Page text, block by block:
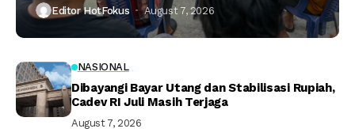
Editor HotFokus August 7, 2026
NASIONAL
Dibayangi Bayar Utang dan Stabilisasi Rupiah,
Cadev RI Juli Masih Terjaga
August 7, 2026